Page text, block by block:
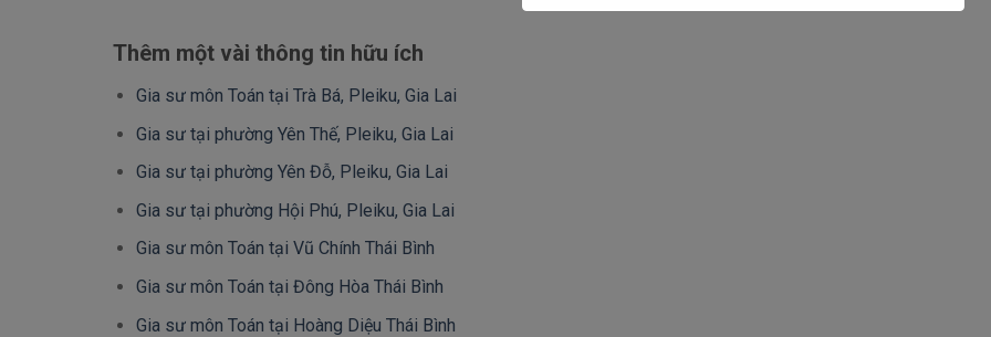
Thêm một vài thông tin hữu ích
Gia sư môn Toán tại Trà Bá, Pleiku, Gia Lai
Gia sư tại phường Yên Thế, Pleiku, Gia Lai
Gia sư tại phường Yên Đỗ, Pleiku, Gia Lai
Gia sư tại phường Hội Phú, Pleiku, Gia Lai
Gia sư môn Toán tại Vũ Chính Thái Bình
Gia sư môn Toán tại Đông Hòa Thái Bình
Gia sư môn Toán tại Hoàng Diệu Thái Bình